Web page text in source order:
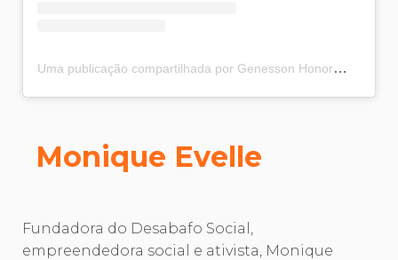
Uma publicação compartilhada por Genesson Honorato (@genesson)
Monique Evelle
Fundadora do Desabafo Social,
empreendedora social e ativista, Monique